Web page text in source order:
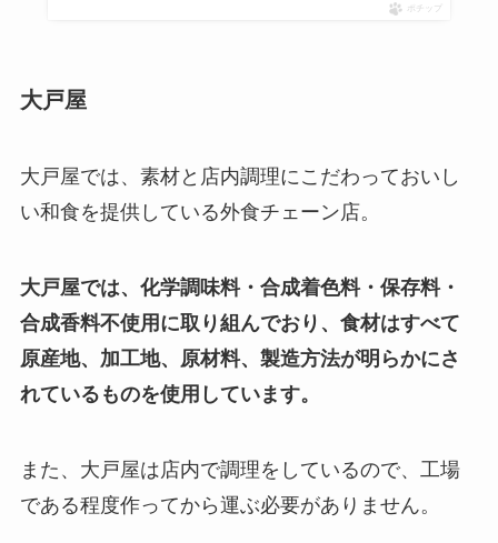
ポチップ
大戸屋
大戸屋では、素材と店内調理にこだわっておいし
い和食を提供している外食チェーン店。
大戸屋では、化学調味料・合成着色料・保存料・
合成香料不使用に取り組んでおり、食材はすべて
原産地、加工地、原材料、製造方法が明らかにさ
れているものを使用しています。
また、大戸屋は店内で調理をしているので、工場
である程度作ってから運ぶ必要がありません。